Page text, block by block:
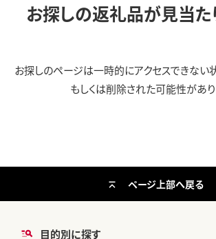
お探しの返礼品が見当た
お探しのページは一時的にアクセスできない
もしくは削除された可能性があり
目的別に探す
ページ上部へ戻る